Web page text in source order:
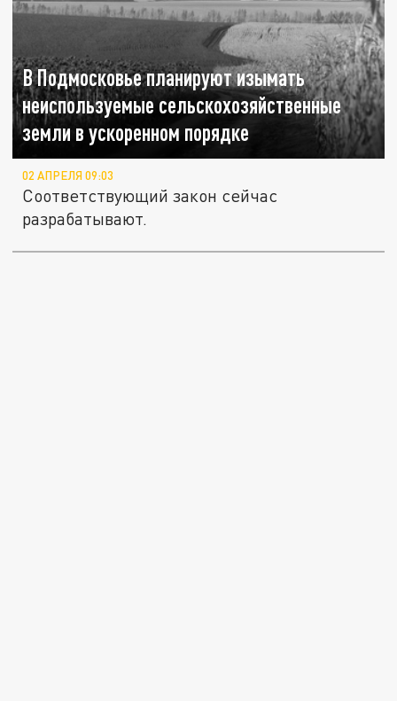
В Подмосковье планируют изымать
неиспользуемые сельскохозяйственные
земли в ускоренном порядке
02 АПРЕЛЯ 09:03
Соответствующий закон сейчас
разрабатывают.